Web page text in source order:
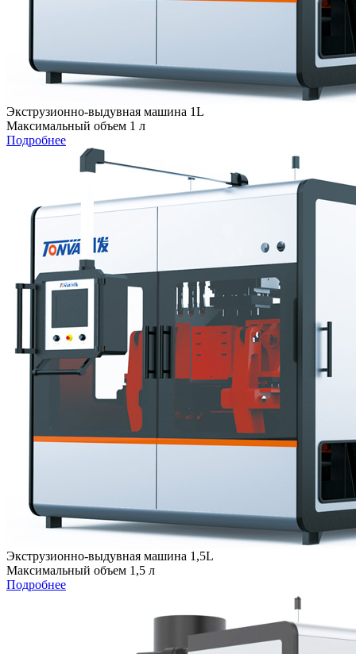
Экструзионно-выдувная машина 1L
Максимальный объем 1 л
Подробнее
Экструзионно-выдувная машина 1,5L
Максимальный объем 1,5 л
Подробнее